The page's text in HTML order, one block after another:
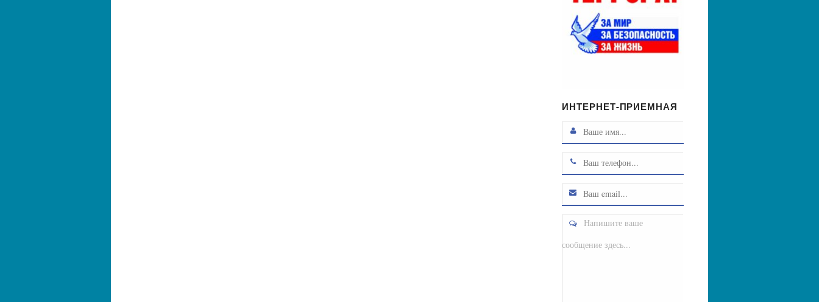
ИНТЕРНЕТ-ПРИЕМНАЯ
Напишите ваше
сообщение здесь...